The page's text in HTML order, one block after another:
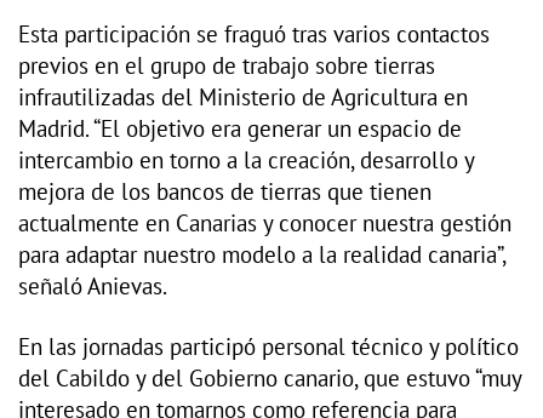
Esta participación se fraguó tras varios contactos
previos en el grupo de trabajo sobre tierras
infrautilizadas del Ministerio de Agricultura en
Madrid. “El objetivo era generar un espacio de
intercambio en torno a la creación, desarrollo y
mejora de los bancos de tierras que tienen
actualmente en Canarias y conocer nuestra gestión
para adaptar nuestro modelo a la realidad canaria”,
señaló Anievas.
En las jornadas participó personal técnico y político
del Cabildo y del Gobierno canario, que estuvo “muy
interesado en tomarnos como referencia para